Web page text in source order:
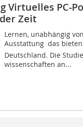
Virtuelles PC-
Zeit
Lernen, unabhängig
Ausstattung  das
Deutschland. Die
wissenschaften an...